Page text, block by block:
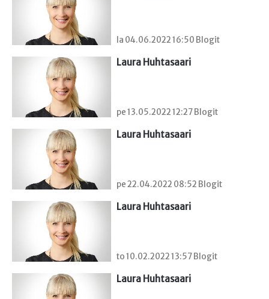
la 04.06.2022 16:50 Blogit
Laura Huhtasaari
pe 13.05.2022 12:27 Blogit
Laura Huhtasaari
pe 22.04.2022 08:52 Blogit
Laura Huhtasaari
to 10.02.2022 13:57 Blogit
Laura Huhtasaari